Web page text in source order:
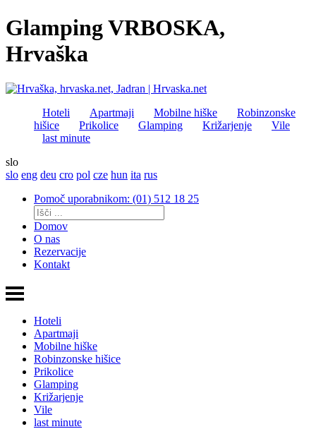
Glamping VRBOSKA,
Hrvaška
Hoteli Apartmaji Mobilne hiške
Robinzonske
hišice
Prikolice Glamping Križarjenje
Vile
last minute
slo
slo eng deu cro pol cze hun ita rus
Pomoč uporabnikom: (01) 512 18 25
Domov
O nas
Rezervacije
Kontakt
Hoteli
Apartmaji
Mobilne hiške
Robinzonske hišice
Prikolice
Glamping
Križarjenje
Vile
last minute